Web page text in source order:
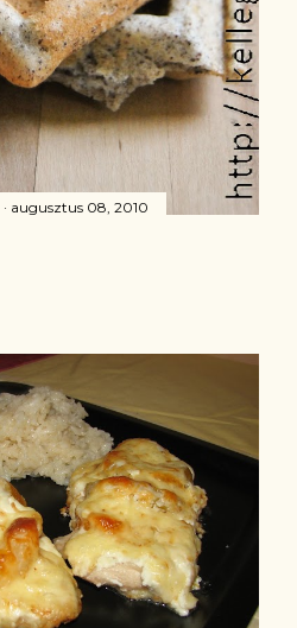
augusztus 08, 2010